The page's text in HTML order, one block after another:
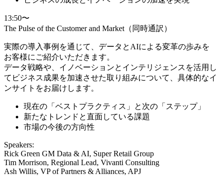
13:50〜
The Pulse of the Customer and Market（同時通訳）
実際の導入事例を通じて、データとAIによる変革の歩みを
お客様にご紹介いただきます。
データ戦略や、イノベーションとインテリジェンスを活用し
てビジネス成果を加速させた取り組みについて、具体的なイ
ンサイトをお届けします。
現在の「ベストプラクティス」と次の「ステップ」
新たなトレンドと直面している課題
市場の今後の方向性
Speakers:
Rick Green GM Data & AI, Super Retail Group
Tim Morrison, Regional Lead, Vivanti Consulting
Ash Willis, VP of Partners & Alliances, APJ